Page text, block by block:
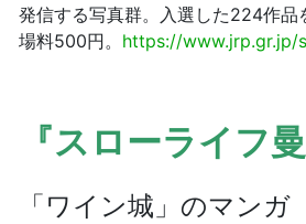
発信する写真群。入選した224作品
場料500円。 https://www.jrp.gr.jp/
『スローライフ曼
「ワイン城」のマンガ